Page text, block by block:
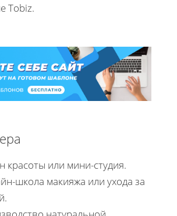
Tobiz.
красоты или мини-студия.
школа макияжа или ухода за